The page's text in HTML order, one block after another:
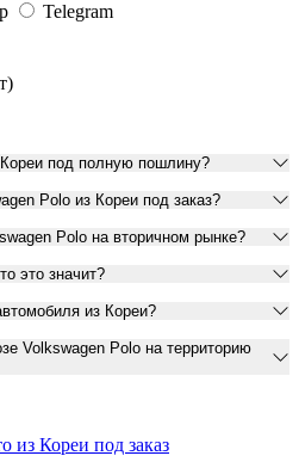
Telegram
Кореи под полную пошлину?
Polo из Кореи под заказ?
Polo на вторичном рынке?
это значит?
из Кореи?
Volkswagen Polo на территорию
из Кореи под заказ